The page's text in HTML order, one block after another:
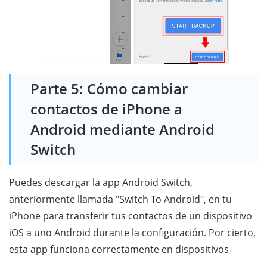
Parte 5: Cómo cambiar
contactos de iPhone a
Android mediante Android
Switch
Puedes descargar la app Android Switch,
anteriormente llamada "Switch To Android", en tu
iPhone para transferir tus contactos de un dispositivo
iOS a uno Android durante la configuración. Por cierto,
esta app funciona correctamente en dispositivos